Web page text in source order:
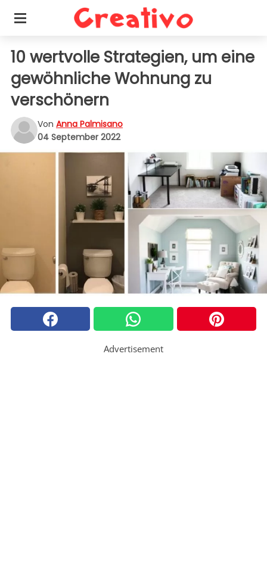
10 wertvolle Strategien, um eine
gewöhnliche Wohnung zu
verschönern
Von Anna Palmisano
04 September 2022
Advertisement